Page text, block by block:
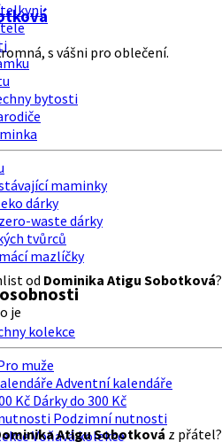
bytosti
maminky
dárky
waste dárky
tvůrců
mazlíčky
kolekce
muže
Adventní kalendáře
Dárky do 300 Kč
Podzimní nutnosti
Voňavá kolekce
s vášni pro oblečení.
od Dominika Atigu Sobotková?
je
Atigu Sobotková z přátel?